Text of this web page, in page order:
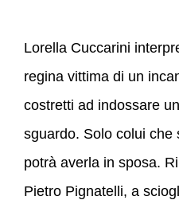
Lorella Cuccarini
regina vittima di un
costretti ad indossare
sguardo. Solo colui che
potrà averla in sposa.
Pietro Pignatelli, a